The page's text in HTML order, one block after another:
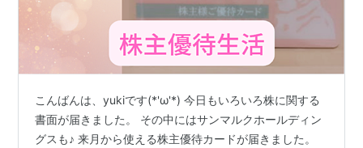
こんばんは、yukiです(*'ω'*) 今日もいろいろ株に関する
書面が届きました。 その中にはサンマルクホールディン
グスも♪ 来月から使える株主優待カードが届きました。